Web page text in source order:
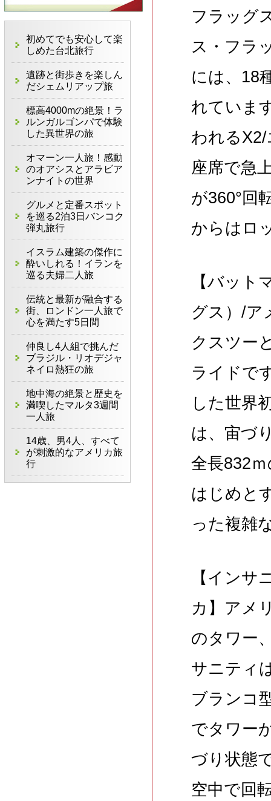
フラッグ
ス・フラ
には、18
れていま
われる
座席で急
が360°回
からはロ
【バット
グス）/ア
クスツー
ライドで
した世界
は、宙づ
全長832
はじめと
った複雑
【インサ
カ】アメ
のタワー
サニティ
ブランコ
でタワー
づり状態
空中で回
初めてでも安心して楽
しめた台北旅行
遺跡と街歩きを楽しん
だシェムリアップ旅
標高4000mの絶景！ラ
ルンガルゴンパで体験
した異世界の旅
オマーン一人旅！感動
のオアシスとアラビア
ンナイトの世界
グルメと定番スポット
を巡る2泊3日バンコク
弾丸旅行
イスラム建築の傑作に
酔いしれる！イランを
巡る夫婦二人旅
伝統と最新が融合する
街、ロンドン一人旅で
心を満たす5日間
仲良し4人組で挑んだ
ブラジル・リオデジャ
ネイロ熱狂の旅
地中海の絶景と歴史を
満喫したマルタ3週間
一人旅
14歳、男4人、すべて
が刺激的なアメリカ旅
行